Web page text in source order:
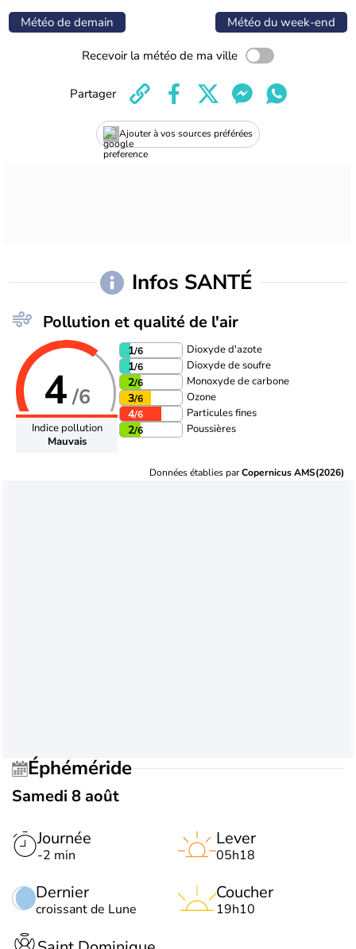
Météo de demain Météo du week-end
Recevoir la météo de ma ville
Ajouter à vos sources préférées
Partager
Infos SANTÉ
Pollution et qualité de l'air
4/6
Indice pollution
Mauvais
1/6 Dioxyde d'azote
1/6 Dioxyde de soufre
2/6 Monoxyde de carbone
3/6 Ozone
4/6 Particules fines
2/6 Poussières
Données établies parCopernicus AMS(2026)
Éphéméride
Samedi 8 août
Journée
-2 min
Dernier
croissant de Lune
Lever
05h18
Coucher
19h10